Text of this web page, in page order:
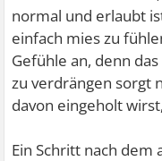
normal und erlaubt
einfach mies zu
Gefühle an, denn
zu verdrängen sorgt
davon eingeholt
Ein Schritt nach dem